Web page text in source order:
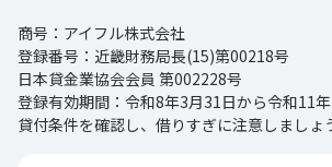
商号：アイフル株式会社
登録番号：近畿財務局長(15)第00218号
日本貸金業協会会員 第002228号
登録有効期間：令和8年3月31日から令和11
貸付条件を確認し、借りすぎに注意しましょ